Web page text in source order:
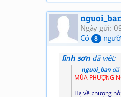
Ngày gửi:
Có
8
lĩnh sơn đã viết:
nguoi_ban đã
MÙA PHƯỢNG
Hạ về phượng